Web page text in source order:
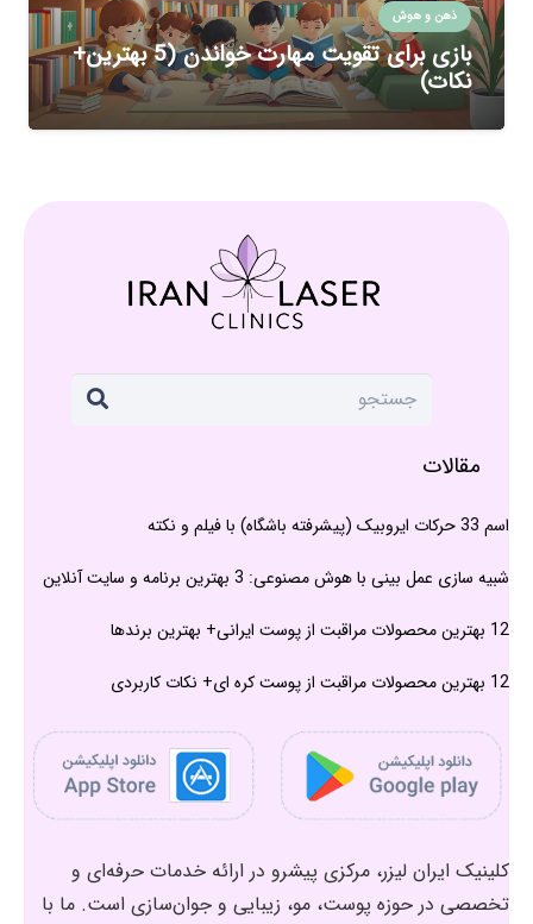
ذهن و هوش
بازی برای تقویت مهارت خواندن (5 بهترین+
نکات)
مقالات
اسم 33 حرکات ایروبیک (پیشرفته باشگاه) با فیلم و نکته
شبیه سازی عمل بینی با هوش مصنوعی: 3 بهترین برنامه و سایت آنلاین
12 بهترین محصولات مراقبت از پوست ایرانی+ بهترین برندها
12 بهترین محصولات مراقبت از پوست کره ای+ نکات کاربردی
کلینیک ایران لیزر، مرکزی پیشرو در ارائه خدمات حرفه‌ای و
تخصصی در حوزه پوست، مو، زیبایی و جوان‌سازی است. ما با